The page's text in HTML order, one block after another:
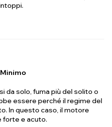
da solo, fuma più del solito o
essere perché il regime del
In questo caso, il motore
forte e acuto.